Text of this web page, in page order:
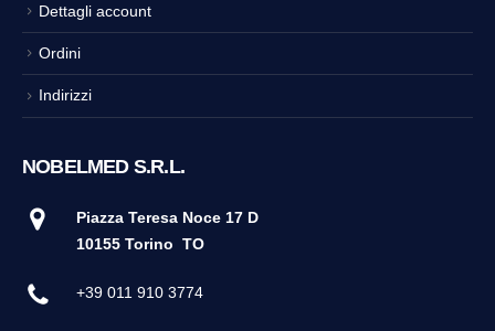
Dettagli account
Ordini
Indirizzi
NOBELMED S.R.L.
Piazza Teresa Noce 17 D
10155 Torino TO
+39 011 910 3774